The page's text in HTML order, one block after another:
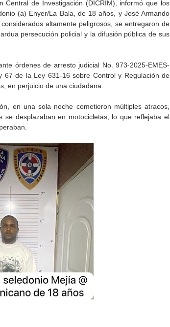
Central de Investigación (DICRIM), informó que los
(a) Enyer/La Bala, de 18 años, y José Armando
altamente peligrosos, se entregaron de
persecución policial y la difusión pública de sus
órdenes de arresto judicial No. 973-2025-EMES-
67 de la Ley 631-16 sobre Control y Regulación de
en perjuicio de una ciudadana.
en una sola noche cometieron múltiples atracos,
se desplazaban en motocicletas, lo que reflejaba el